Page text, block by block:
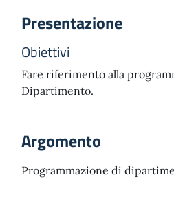
Presentazione
Obiettivi
Fare riferimento alla
Dipartimento.
Argomento
Programmazione di